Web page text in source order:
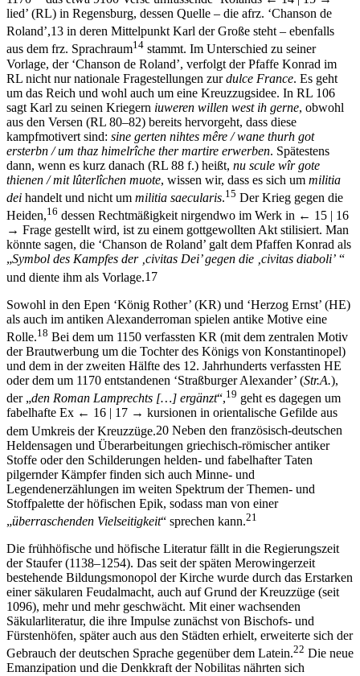
Roland’,13in deren Mittelpunkt Karl der Große steht – ebenfalls
aus dem frz. Sprachraum14stammt. Im Unterschied zu seiner
Vorlage, der ‘Chanson de Roland’, verfolgt der Pfaffe Konrad im
RL nicht nur nationale Fragestellungen zur dulce France. Es geht
um das Reich und wohl auch um eine Kreuzzugsidee. In RL 106
sagt Karl zu seinen Kriegern iuweren willen west ih gerne, obwohl
aus den Versen (RL 80–82) bereits hervorgeht, dass diese
kampfmotivert sind:sine gerten nihtes mêre / wane thurh got
ersterbn / um thaz himelrîche ther martire erwerben. Spätestens
dann, wenn es kurz danach (RL 88 f.) heißt,nu scule wîr gote
thienen / mit lûterlîchen muote, wissen wir, dass es sich ummilitia
dei handelt und nicht ummilitia saecularis. 15Der Krieg gegen die
Heiden,16dessen Rechtmäßigkeit nirgendwo im Werk in← 15 |16
→Frage gestellt wird, ist zu einem gottgewollten Akt stilisiert. Man
könnte sagen, die ‘Chanson de Roland’ galt dem Pfaffen Konrad als
„Symbol des Kampfes der ‚civitas Dei’ gegen die ‚civitas diaboli’ “
und diente ihm als Vorlage.17
als auch im antiken Alexanderroman spielen antike Motive eine
Rolle.18 Bei dem um 1150 verfassten KR (mit dem zentralen Motiv
der Brautwerbung um die Tochter des Königs von Konstantinopel)
und dem in der zweiten Hälfte des 12. Jahrhunderts verfassten HE
oder dem um 1170 entstandenen ‘Straßburger Alexander’ (Str.A.),
der „den Roman Lamprechts […] ergänzt“,19geht es dagegen um
fabelhafte Ex← 16 |17 →kursionen in orientalische Gefilde aus
dem Umkreis der Kreuzzüge.20Neben den französisch-deutschen
Heldensagen und Überarbeitungen griechisch-römischer antiker
Stoffe oder den Schilderungen helden- und fabelhafter Taten
pilgernder Kämpfer finden sich auch Minne- und
Legendenerzählungen im weiten Spektrum der Themen- und
Stoffpalette der höfischen Epik, sodass man von einer
„überraschenden Vielseitigkeit“ sprechen kann.21
der Staufer (1138–1254). Das seit der späten Merowingerzeit
bestehende Bildungsmonopol der Kirche wurde durch das Erstarken
einer säkularen Feudalmacht, auch auf Grund der Kreuzzüge (seit
1096), mehr und mehr geschwächt. Mit einer wachsenden
Säkularliteratur, die ihre Impulse zunächst von Bischofs- und
Fürstenhöfen, später auch aus den Städten erhielt, erweiterte sich der
Gebrauch der deutschen Sprache gegenüber dem Latein.22Die neue
Emanzipation und die Denkkraft der Nobilitas nährten sich
allerdings auch aus den durch die Kreuzzüge ermöglichten